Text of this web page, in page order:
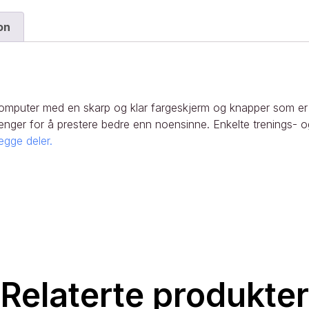
med en skarp og klar fargeskjerm og knapper som
for å prestere bedre enn noensinne. Enkelte trenings-
deler.
Relaterte produkter